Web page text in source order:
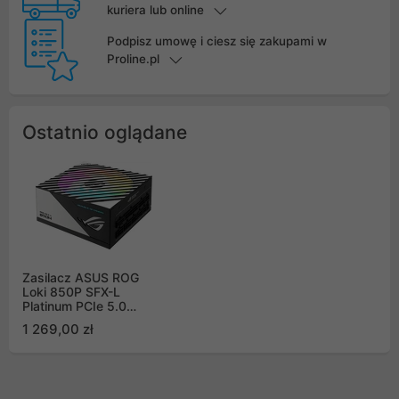
kuriera lub online
Podpisz umowę i ciesz się zakupami w
Proline.pl
Ostatnio oglądane
Zasilacz ASUS ROG
Loki 850P SFX-L
Platinum PCIe 5.0
850W
1 269,00 zł